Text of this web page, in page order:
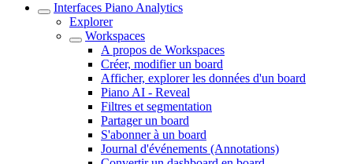
Interfaces Piano Analytics
Explorer
Workspaces
A propos de Workspaces
Créer, modifier un board
Afficher, explorer les données d'un board
Piano AI - Reveal
Filtres et segmentation
Partager un board
S'abonner à un board
Journal d'événements (Annotations)